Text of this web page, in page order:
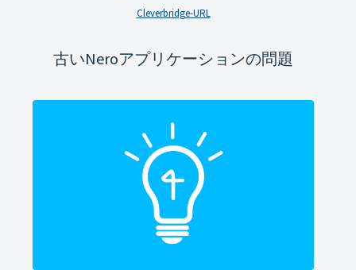
Cleverbridge-URL
古いNeroアプリケーションの問題